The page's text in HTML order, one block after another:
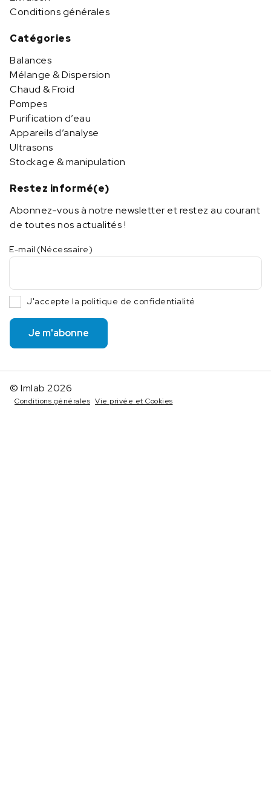
Conditions générales
Catégories
Balances
Mélange & Dispersion
Chaud & Froid
Pompes
Purification d’eau
Appareils d’analyse
Ultrasons
Stockage & manipulation
Restez informé(e)
Abonnez-vous à notre newsletter et restez au courant
de toutes nos actualités !
E-mail (Nécessaire)
J'accepte la politique de confidentialité
Je m'abonne
© Imlab 2026
Conditions générales Vie privée et Cookies